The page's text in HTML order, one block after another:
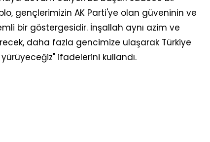
gençlerimizin AK Parti'ye olan güveninin ve
bir göstergesidir. İnşallah aynı azim ve
daha fazla gencimize ulaşarak Türkiye
ifadelerini kullandı.